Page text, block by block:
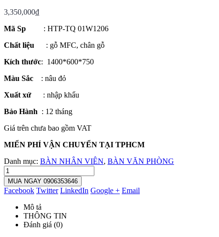
3,350,000₫
Mã Sp : HTP-TQ 01W1206
Chất liệu
: gỗ MFC, chân gỗ
Kích thước: 1400*600*750
Màu Sắc : nâu đỏ
Xuất xứ : nhập khẩu
Bảo Hành : 12 tháng
Giá trên chưa bao gồm VAT
MIỂN PHÍ VẬN CHUYỂN TẠI TPHCM
Danh mục: BÀN NHÂN VIÊN, BÀN VĂN PHÒNG
MUA NGAY 0906353646
Facebook Twitter LinkedIn Google + Email
Mô tả
THÔNG TIN
Đánh giá (0)